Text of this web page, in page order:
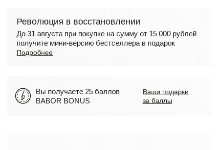
Революция в восстановлении
До 31 августа при покупке на сумму от 15 000 рублей
получите мини-версию бестселлера в подарок
Подробнее
Вы получаете 25 баллов
BABOR BONUS
Ваши подарки
за баллы